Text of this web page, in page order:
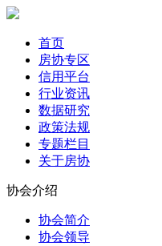
首页
房协专区
信用平台
行业资讯
数据研究
政策法规
专题栏目
关于房协
协会介绍
协会简介
协会领导